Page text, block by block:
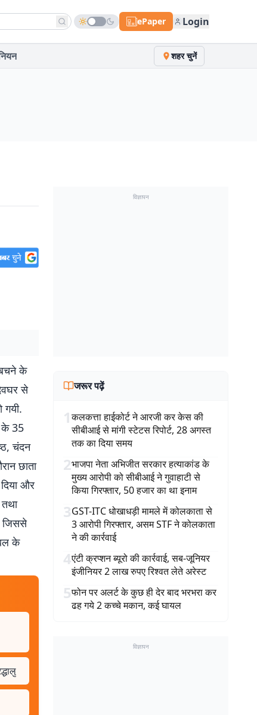
ePaper Login
शहर चुनें
बचने के
से
गयी.
के 35
चंदन
छाता
और
जिससे
के
विज्ञापन
जरूर पढ़ें
1कलकत्ता हाईकोर्ट ने आरजी कर केस की
सीबीआई से मांगी स्टेटस रिपोर्ट, 28 अगस्त
तक का दिया समय
2भाजपा नेता अभिजीत सरकार हत्याकांड के
मुख्य आरोपी को सीबीआई ने गुवाहाटी से
किया गिरफ्तार, 50 हजार का था इनाम
3GST-ITC धोखाधड़ी मामले में कोलकाता से
3 आरोपी गिरफ्तार, असम STF ने कोलकाता
ने की कार्रवाई
4एंटी क्रप्शन ब्यूरो की कार्रवाई, सब-जूनियर
इंजीनियर 2 लाख रुपए रिश्वत लेते अरेस्ट
5फोन पर अलर्ट के कुछ ही देर बाद भरभरा कर
ढह गये 2 कच्चे मकान, कई घायल
विज्ञापन